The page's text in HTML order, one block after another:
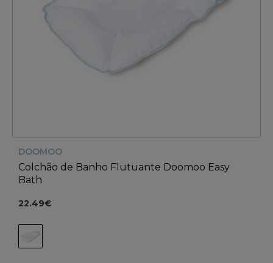
DOOMOO
Colchão de Banho Flutuante Doomoo Easy
Bath
22.49€